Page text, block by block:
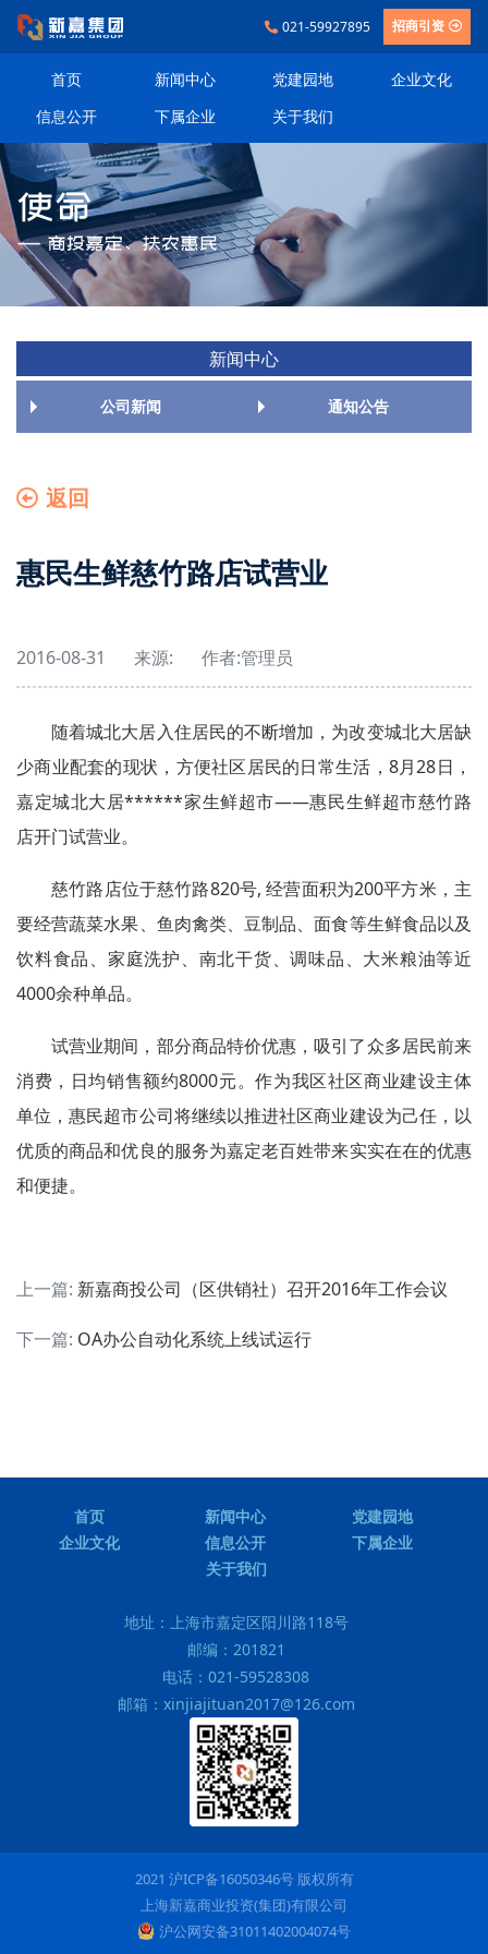
021-59927895 招商引资
首页 新闻中心 党建园地
企业文化
信息公开
下属企业 关于我们
新闻中心
公司新闻 通知公告
返回
惠民生鲜慈竹路店试营业
2016-08-31 来源: 作者:管理员
随着城北大居入住居民的不断增加，为改变城北大居缺
少商业配套的现状，方便社区居民的日常生活，8月28日，
嘉定城北大居******家生鲜超市——惠民生鲜超市慈竹路
店开门试营业。
慈竹路店位于慈竹路820号, 经营面积为200平方米，主
要经营蔬菜水果、鱼肉禽类、豆制品、面食等生鲜食品以及
饮料食品、家庭洗护、南北干货、调味品、大米粮油等近
4000余种单品。
试营业期间，部分商品特价优惠，吸引了众多居民前来
消费，日均销售额约8000元。作为我区社区商业建设主体
单位，惠民超市公司将继续以推进社区商业建设为己任，以
优质的商品和优良的服务为嘉定老百姓带来实实在在的优惠
和便捷。
上一篇: 新嘉商投公司（区供销社）召开2016年工作会议
下一篇: OA办公自动化系统上线试运行
首页 新闻中心
党建园地
企业文化
信息公开
下属企业
关于我们
地址： 上海市嘉定区阳川路118号
邮编： 201821
电话： 021-59528308
邮箱： xinjiajituan2017@126.com
2021 沪ICP备16050346号 版权所有
上海新嘉商业投资(集团)有限公司
沪公网安备31011402004074号